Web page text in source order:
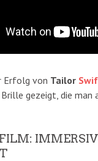
Erfolg von Tailor
gezeigt, die man